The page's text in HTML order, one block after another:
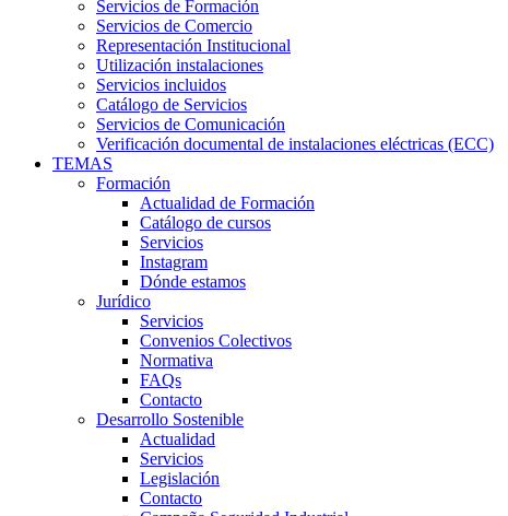
Servicios de Formación
Servicios de Comercio
Representación Institucional
Utilización instalaciones
Servicios incluidos
Catálogo de Servicios
Servicios de Comunicación
Verificación documental de instalaciones eléctricas (ECC)
TEMAS
Formación
Actualidad de Formación
Catálogo de cursos
Servicios
Instagram
Dónde estamos
Jurídico
Servicios
Convenios Colectivos
Normativa
FAQs
Contacto
Desarrollo Sostenible
Actualidad
Servicios
Legislación
Contacto